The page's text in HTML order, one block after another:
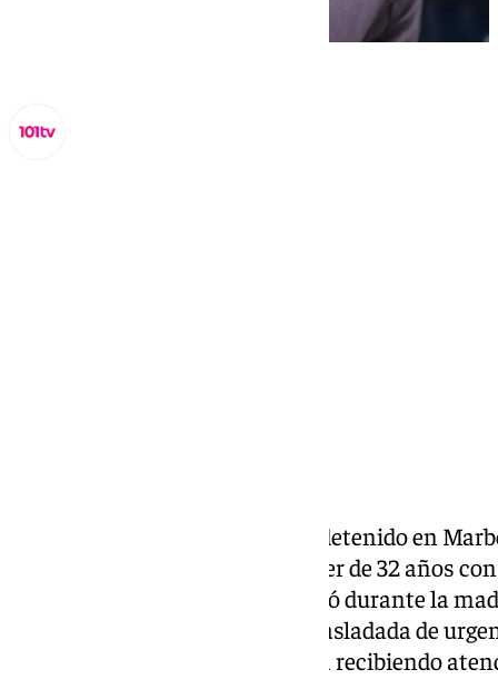
Un hombre de 46 años ha sido detenido en
desde un cuarto piso a una mujer de 32 años
esporádicas. El incidente ocurrió durante la
resultó en que la mujer fuera trasladada de
malagueña, donde se encuentra recibiendo